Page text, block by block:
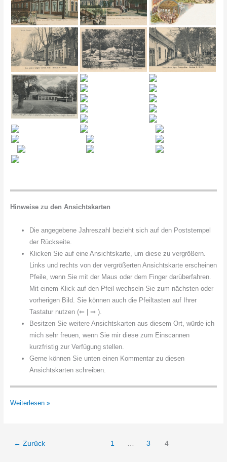
Hinweise zu den Ansichtskarten
Die angegebene Jahreszahl bezieht sich auf den Poststempel
der Rückseite.
Klicken Sie auf eine Ansichtskarte, um diese zu vergrößern.
Links und rechts von der vergrößerten Ansichtskarte erscheinen
Pfeile, wenn Sie mit der Maus oder dem Finger darüberfahren.
Mit einem Klick auf den Pfeil wechseln Sie zum nächsten oder
vorherigen Bild. Sie können auch die Pfeiltasten auf Ihrer
Tastatur nutzen (⇐ | ⇒ ).
Besitzen Sie weitere Ansichtskarten aus diesem Ort, würde ich
mich sehr freuen, wenn Sie mir diese zum Einscannen
kurzfristig zur Verfügung stellen.
Gerne können Sie unten einen Kommentar zu diesen
Ansichtskarten schreiben.
Grüner
Weiterlesen »
← Zurück 1 3 4